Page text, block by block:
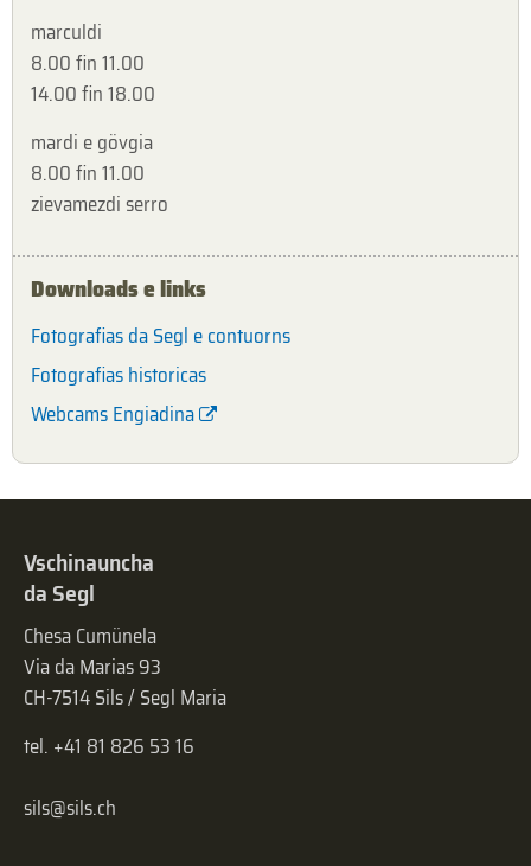
marculdi
8.00 fin 11.00
14.00 fin 18.00
mardi e gövgia
8.00 fin 11.00
zievamezdi serro
Downloads e links
Fotografias da Segl e contuorns
Fotografias historicas
Webcams Engiadina
Vschinauncha
da Segl
Chesa Cumünela
Via da Marias 93
CH-7514 Sils / Segl Maria
tel. +41 81 826 53 16
sils@sils.ch